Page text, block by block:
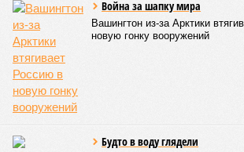
Война за шапку мира
Вашингтон из-за Арктики
новую гонку вооружений
Будто в воду глядели